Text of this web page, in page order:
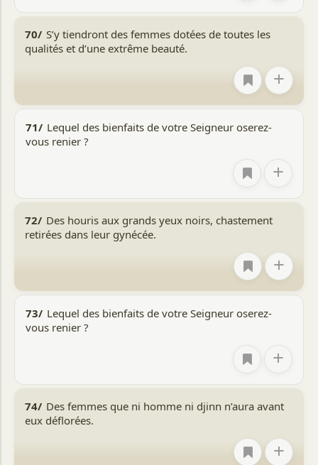
70/ S’y tiendront des femmes dotées de toutes les
qualités et d’une extrême beauté.
+
71/ Lequel des bienfaits de votre Seigneur oserez-
vous renier ?
+
72/ Des houris aux grands yeux noirs, chastement
retirées dans leur gynécée.
+
73/ Lequel des bienfaits de votre Seigneur oserez-
vous renier ?
+
74/ Des femmes que ni homme ni djinn n’aura avant
eux déflorées.
+